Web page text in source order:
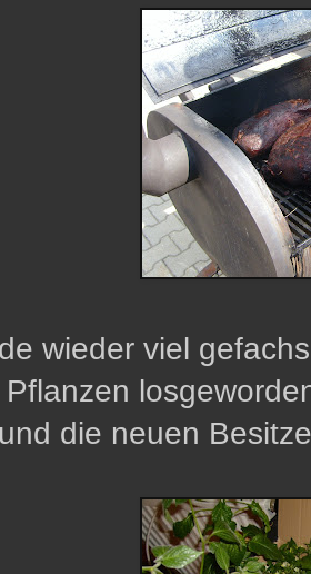
wieder viel
Pflanzen
die neuen